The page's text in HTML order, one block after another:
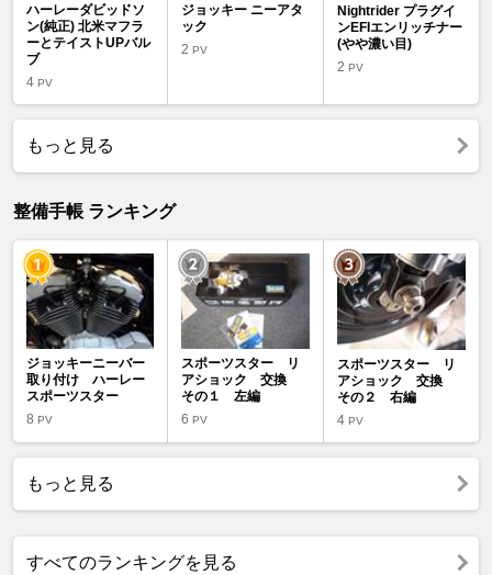
ハーレーダビッドソ
ン(純正) 北米マフラ
ーとテイストUPバル
ブ
4 PV
ジョッキー ニーアタ
ック
2PV
Nightrider プラグイ
ンEFIエンリッチナー
(やや濃い目)
2 PV
もっと見る
整備手帳 ランキング
ジョッキーニーバー
取り付け ハーレー
スポーツスター
8 PV
スポーツスター リ
アショック 交換
その１ 左編
6PV
スポーツスター リ
アショック 交換
その２ 右編
4 PV
もっと見る
すべてのランキングを見る